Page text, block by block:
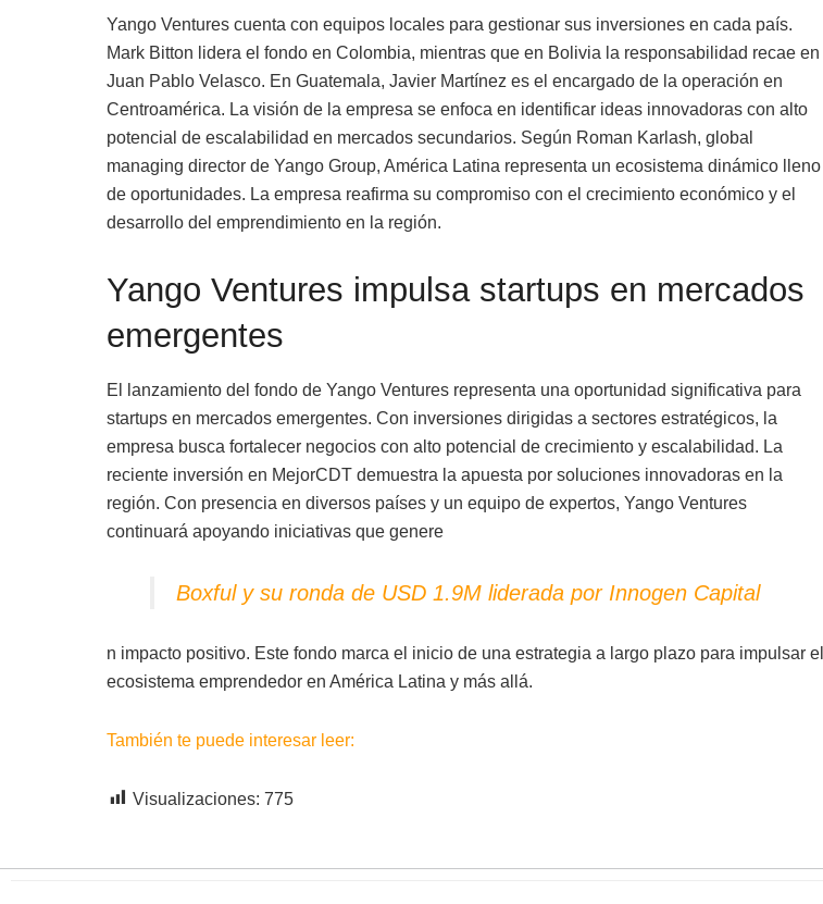
Yango Ventures cuenta con equipos locales para gestionar sus inversiones en cada país.
Mark Bitton lidera el fondo en Colombia, mientras que en Bolivia la responsabilidad recae en
Juan Pablo Velasco. En Guatemala, Javier Martínez es el encargado de la operación en
Centroamérica. La visión de la empresa se enfoca en identificar ideas innovadoras con alto
potencial de escalabilidad en mercados secundarios. Según Roman Karlash, global
managing director de Yango Group, América Latina representa un ecosistema dinámico lleno
de oportunidades. La empresa reafirma su compromiso con el crecimiento económico y el
desarrollo del emprendimiento en la región.
Yango Ventures impulsa startups en mercados
emergentes
El lanzamiento del fondo de Yango Ventures representa una oportunidad significativa para
startups en mercados emergentes. Con inversiones dirigidas a sectores estratégicos, la
empresa busca fortalecer negocios con alto potencial de crecimiento y escalabilidad. La
reciente inversión en MejorCDT demuestra la apuesta por soluciones innovadoras en la
región. Con presencia en diversos países y un equipo de expertos, Yango Ventures
continuará apoyando iniciativas que genere
Boxful y su ronda de USD 1.9M liderada por Innogen Capital
n impacto positivo. Este fondo marca el inicio de una estrategia a largo plazo para impulsar el
ecosistema emprendedor en América Latina y más allá.
También te puede interesar leer:
Visualizaciones: 775